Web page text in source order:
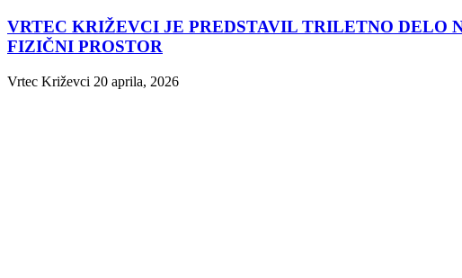
VRTEC KRIŽEVCI JE PREDSTAVIL TRILETNO DELO
FIZIČNI PROSTOR
Vrtec Križevci 20 aprila, 2026